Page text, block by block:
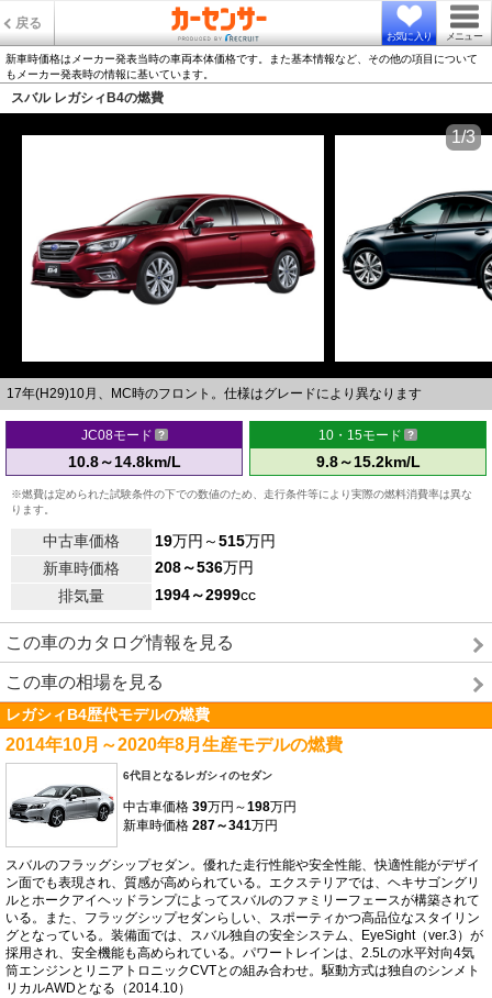
戻る
お気に入り メニュー
新車時価格はメーカー発表当時の車両本体価格です。また基本情報など、その他の項目について
もメーカー発表時の情報に基いています。
スバル レガシィB4の燃費
17年(H29)10月、MC時のフロント。仕様はグレードにより異なります
1/3
JC08モード
10.8～14.8km/L
10・15モード
9.8～15.2km/L
※燃費は定められた試験条件の下での数値のため、走行条件等により実際の燃料消費率は異な
ります。
中古車価格 19万円～515万円
新車時価格
208～536万円
排気量
1994～2999cc
この車のカタログ情報を見る
この車の相場を見る
レガシィB4歴代モデルの燃費
2014年10月～2020年8月生産モデルの燃費
6代目となるレガシィのセダン
中古車価格 39万円～198万円
新車時価格 287～341万円
スバルのフラッグシップセダン。優れた走行性能や安全性能、快適性能がデザイ
ン面でも表現され、質感が高められている。エクステリアでは、ヘキサゴングリ
ルとホークアイヘッドランプによってスバルのファミリーフェースが構築されて
いる。また、フラッグシップセダンらしい、スポーティかつ高品位なスタイリン
グとなっている。装備面では、スバル独自の安全システム、EyeSight（ver.3）が
採用され、安全機能も高められている。パワートレインは、2.5Lの水平対向4気
筒エンジンとリニアトロニックCVTとの組み合わせ。駆動方式は独自のシンメト
リカルAWDとなる（2014.10）